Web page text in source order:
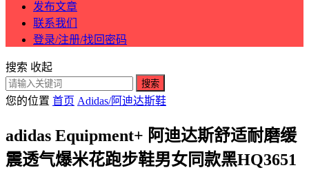
发布文章
联系我们
登录/注册/找回密码
搜索 收起
搜索
您的位置 首页 Adidas/阿迪达斯鞋
adidas Equipment+ 阿迪达斯舒适耐磨缓
震透气爆米花跑步鞋男女同款黑HQ3651